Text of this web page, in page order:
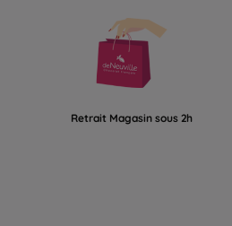
Retrait Magasin sous 2h